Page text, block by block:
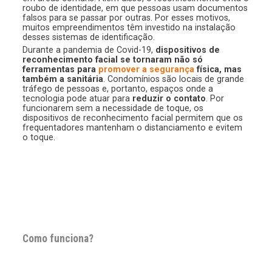
roubo de identidade, em que pessoas usam documentos
falsos para se passar por outras. Por esses motivos,
muitos empreendimentos têm investido na instalação
desses sistemas de identificação.
Durante a pandemia de Covid-19, dispositivos de
reconhecimento facial se tornaram não só
ferramentas para promover a segurançafísica, mas
também a sanitária. Condomínios são locais de grande
tráfego de pessoas e, portanto, espaços onde a
tecnologia pode atuar para reduzir o contato. Por
funcionarem sem a necessidade de toque, os
dispositivos de reconhecimento facial permitem que os
frequentadores mantenham o distanciamento e evitem
o toque.
Como funciona?